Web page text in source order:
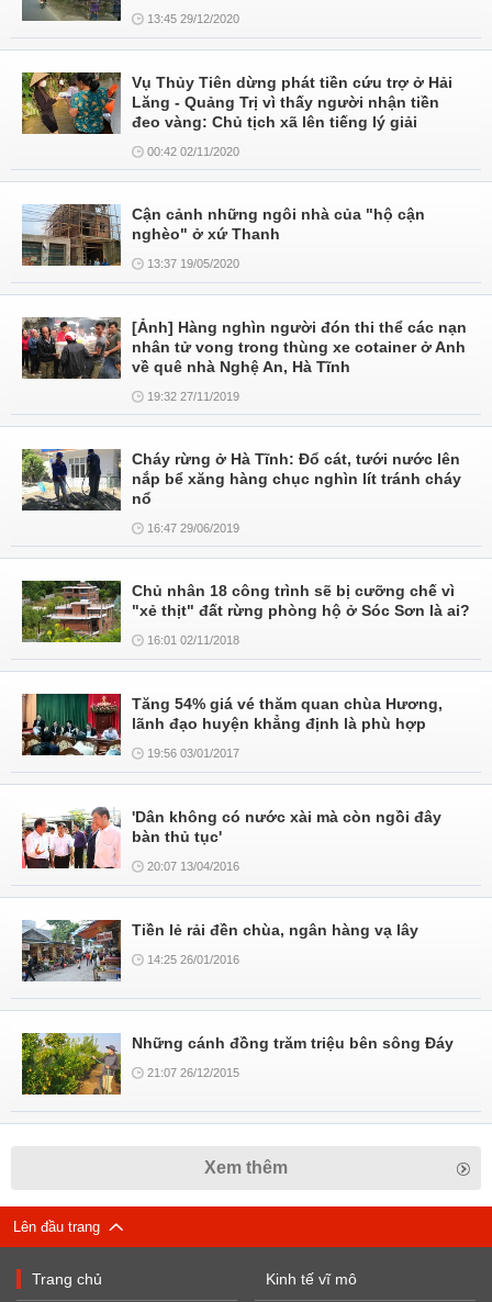
13:45 29/12/2020
Vụ Thủy Tiên dừng phát tiền cứu trợ ở Hải
Lăng - Quảng Trị vì thấy người nhận tiền
đeo vàng: Chủ tịch xã lên tiếng lý giải
00:42 02/11/2020
Cận cảnh những ngôi nhà của "hộ cận
nghèo" ở xứ Thanh
13:37 19/05/2020
[Ảnh] Hàng nghìn người đón thi thể các nạn
nhân tử vong trong thùng xe cotainer ở Anh
về quê nhà Nghệ An, Hà Tĩnh
19:32 27/11/2019
Cháy rừng ở Hà Tĩnh: Đổ cát, tưới nước lên
nắp bể xăng hàng chục nghìn lít tránh cháy
nổ
16:47 29/06/2019
Chủ nhân 18 công trình sẽ bị cưỡng chế vì
"xẻ thịt" đất rừng phòng hộ ở Sóc Sơn là ai?
16:01 02/11/2018
Tăng 54% giá vé thăm quan chùa Hương,
lãnh đạo huyện khẳng định là phù hợp
19:56 03/01/2017
'Dân không có nước xài mà còn ngồi đây
bàn thủ tục'
20:07 13/04/2016
Tiền lẻ rải đền chùa, ngân hàng vạ lây
14:25 26/01/2016
Những cánh đồng trăm triệu bên sông Đáy
21:07 26/12/2015
Xem thêm
Lên đầu trang
Trang chủ Kinh tế vĩ mô